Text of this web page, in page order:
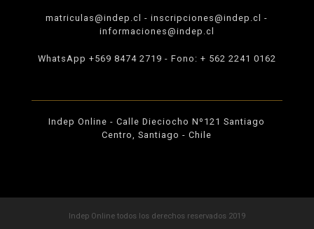
matriculas@indep.cl - inscripciones@indep.cl -
informaciones@indep.cl
WhatsApp +569 8474 2719 - Fono: + 562 2241 0162
Indep Online -Calle Dieciocho Nº121 Santiago
Centro, Santiago - Chile
Indep Online todos los derechos reservados 2019